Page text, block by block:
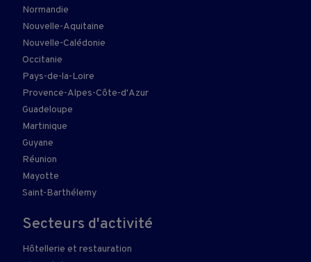
Normandie
Nouvelle-Aquitaine
Nouvelle-Calédonie
Occitanie
Pays-de-la-Loire
Provence-Alpes-Côte-d'Azur
Guadeloupe
Martinique
Guyane
Réunion
Mayotte
Saint-Barthélemy
Secteurs d'activité
Hôtellerie et restauration